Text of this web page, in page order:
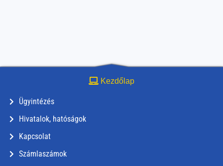
Kezdőlap
Ügyintézés
Hivatalok, hatóságok
Kapcsolat
Számlaszámok